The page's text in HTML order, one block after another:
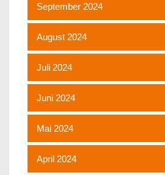
September 2024
August 2024
Juli 2024
Juni 2024
Mai 2024
April 2024